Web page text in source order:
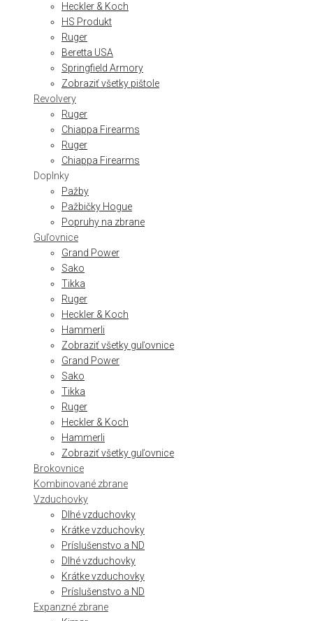
Heckler & Koch
HS Produkt
Ruger
Beretta USA
Springfield Armory
Zobraziť všetky pištole
Revolvery
Ruger
Chiappa Firearms
Ruger
Chiappa Firearms
Doplnky
Pažby
Pažbičky Hogue
Popruhy na zbrane
Guľovnice
Grand Power
Sako
Tikka
Ruger
Heckler & Koch
Hammerli
Zobraziť všetky guľovnice
Grand Power
Sako
Tikka
Ruger
Heckler & Koch
Hammerli
Zobraziť všetky guľovnice
Brokovnice
Kombinované zbrane
Vzduchovky
Dlhé vzduchovky
Krátke vzduchovky
Príslušenstvo a ND
Dlhé vzduchovky
Krátke vzduchovky
Príslušenstvo a ND
Expanzné zbrane